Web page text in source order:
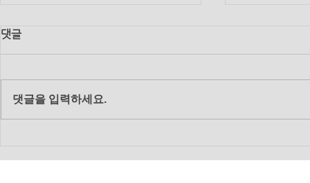
댓글
댓글을 입력하세요.